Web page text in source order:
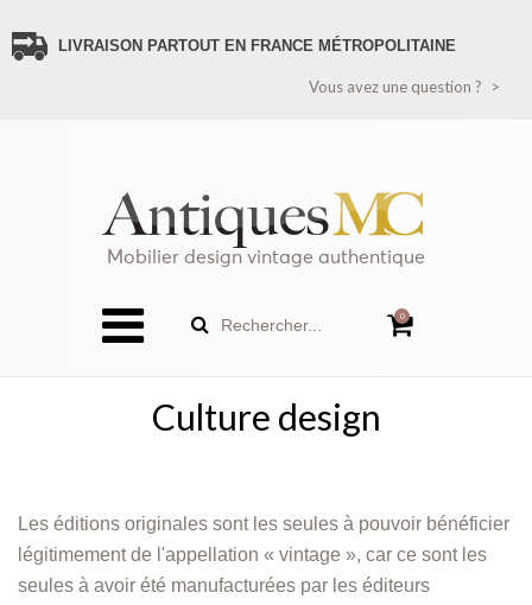
VOUS AVEZ UNE QUESTION ?
LIVRAISON ÉTRANGER (HORS FRANCE MÉTROPOLITAINE)
RECEVEZ TOUTES LES NOUVEAUTÉS
POLITIQUE DE CONFIDENTIALITÉ
LIVRAISON PARTOUT EN FRANCE MÉTROPOLITAINE
Vous avez une question ?
Mobilier design vintage authentique
Rechercher... 0
Culture design
Les éditions originales sont les seules à pouvoir bénéficier
légitimement de l'appellation « vintage », car ce sont les
seules à avoir été manufacturées par les éditeurs